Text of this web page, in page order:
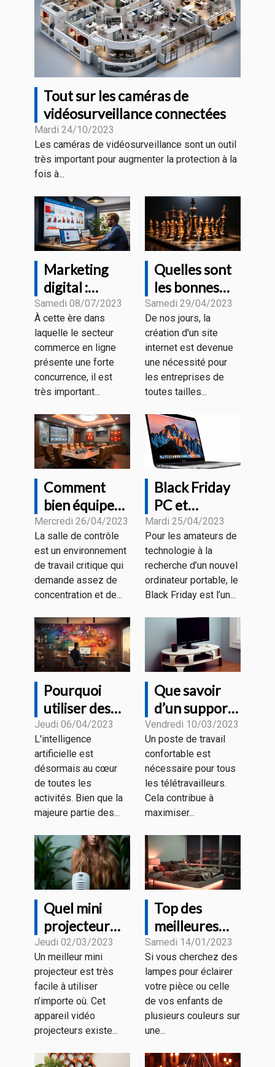
Tout sur les caméras de
vidéosurveillance connectées
Mardi 24/10/2023
Les caméras de vidéosurveillance sont un outil
très important pour augmenter la protection à la
fois à...
Marketing
digital :
comment
accroître sa
visibilité
grâce aux
différentes
stratégies ?
Samedi 08/07/2023
À cette ère dans
laquelle le secteur
commerce en ligne
présente une forte
concurrence, il est
très important...
Quelles sont
les bonnes
pratiques
pour créer un
site web
rentable ?
Samedi 29/04/2023
De nos jours, la
création d'un site
internet est devenue
une nécessité pour
les entreprises de
toutes tailles...
Comment
bien équiper
une salle de
contrôle pour
un bon
rendement ?
Mercredi 26/04/2023
La salle de contrôle
est un environnement
de travail critique qui
demande assez de
concentration et de...
Black Friday
PC et
MacBook : à
quoi
s’attendre
comme
promotions ?
Mardi 25/04/2023
Pour les amateurs de
technologie à la
recherche d’un nouvel
ordinateur portable, le
Black Friday est l’un...
Pourquoi
utiliser des
outils de
rédaction IA ?
Jeudi 06/04/2023
L'intelligence
artificielle est
désormais au cœur
de toutes les
activités. Bien que la
majeure partie des...
Que savoir
d’un support
pour un écran
PC ?
Vendredi 10/03/2023
Un poste de travail
confortable est
nécessaire pour tous
les télétravailleurs.
Cela contribue à
maximiser...
Quel mini
projecteur
faut-il choisir
en 2023 ?
Jeudi 02/03/2023
Un meilleur mini
projecteur est très
facile à utiliser
n’importe où. Cet
appareil vidéo
projecteurs existe...
Top des
meilleures
collections de
CHAMBRE
AESTHETIC
LED du
moment
Samedi 14/01/2023
Si vous cherchez des
lampes pour éclairer
votre pièce ou celle
de vos enfants de
plusieurs couleurs sur
une...